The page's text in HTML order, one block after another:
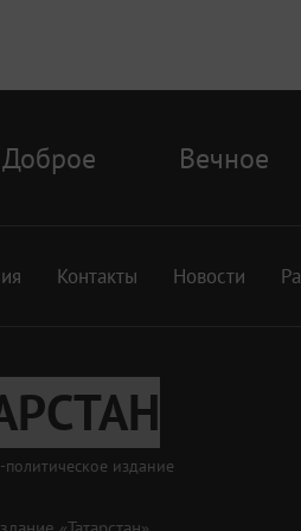
Доброе Вечное
Контакты Новости
издание